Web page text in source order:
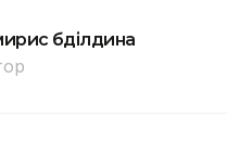
Әбділдина